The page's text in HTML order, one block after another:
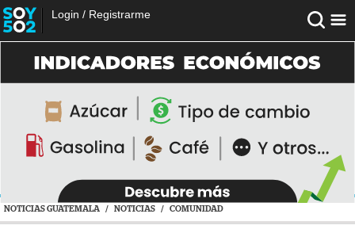
Login / Registrarme
NOTICIAS GUATEMALA / NOTICIAS / COMUNIDAD